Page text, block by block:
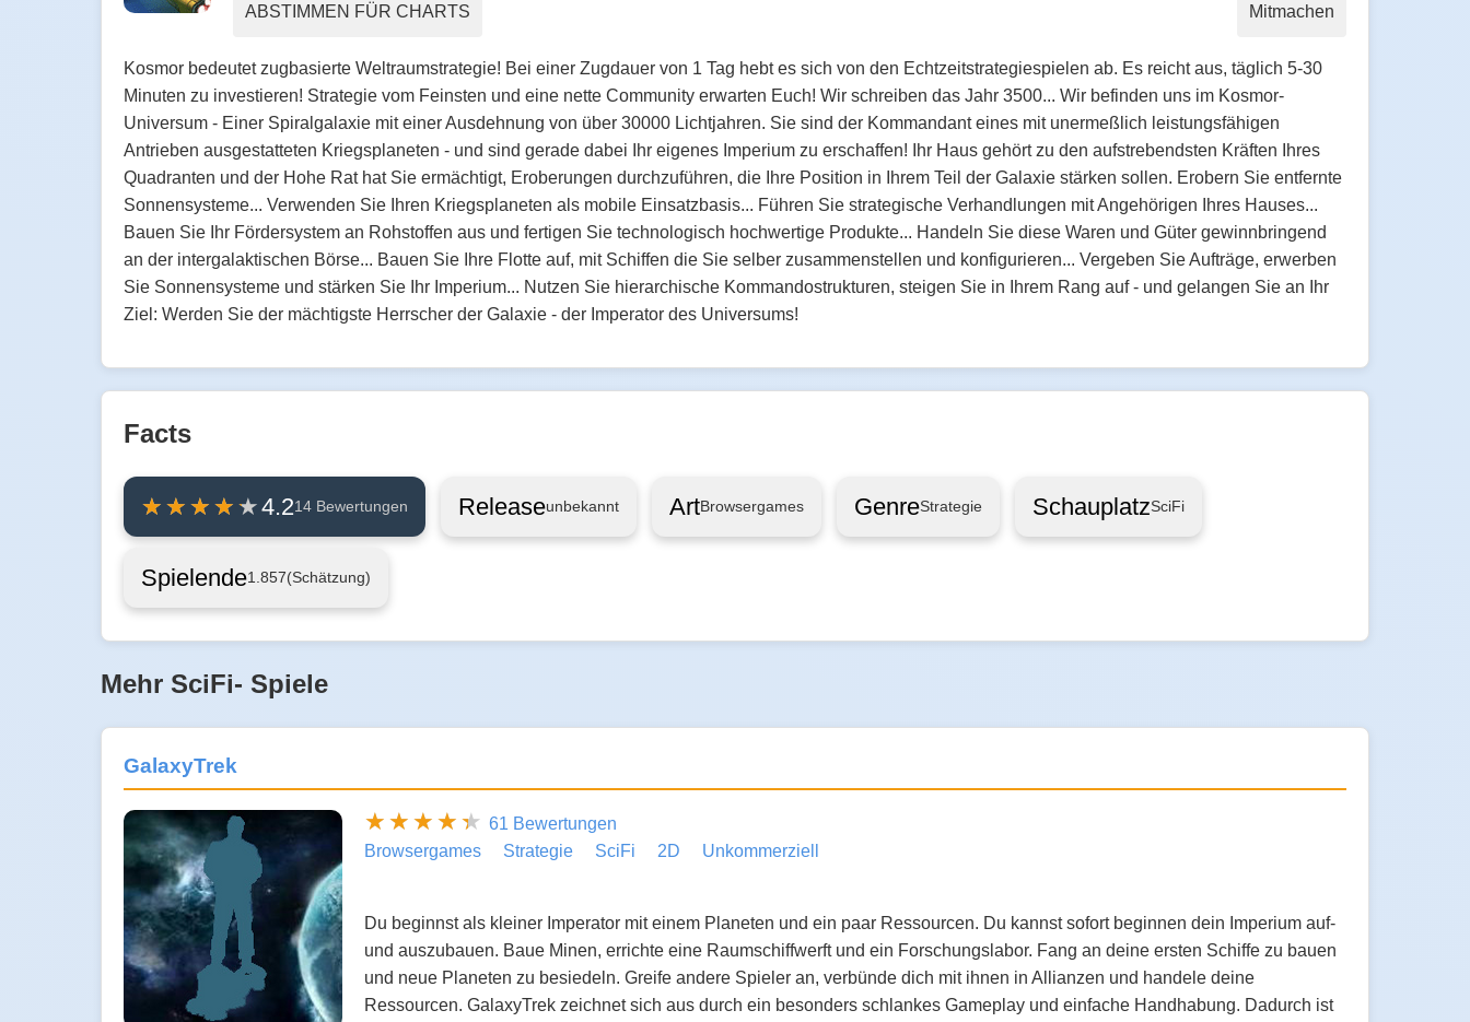
ABSTIMMEN FÜR CHARTS Mitmachen
Kosmor bedeutet zugbasierte Weltraumstrategie! Bei einer Zugdauer von 1 Tag hebt es sich von den Echtzeitstrategiespielen ab. Es reicht aus, täglich 5-30
Minuten zu investieren! Strategie vom Feinsten und eine nette Community erwarten Euch! Wir schreiben das Jahr 3500... Wir befinden uns im Kosmor-
Universum - Einer Spiralgalaxie mit einer Ausdehnung von über 30000 Lichtjahren. Sie sind der Kommandant eines mit unermeßlich leistungsfähigen
Antrieben ausgestatteten Kriegsplaneten - und sind gerade dabei Ihr eigenes Imperium zu erschaffen! Ihr Haus gehört zu den aufstrebendsten Kräften Ihres
Quadranten und der Hohe Rat hat Sie ermächtigt, Eroberungen durchzuführen, die Ihre Position in Ihrem Teil der Galaxie stärken sollen. Erobern Sie entfernte
Sonnensysteme... Verwenden Sie Ihren Kriegsplaneten als mobile Einsatzbasis... Führen Sie strategische Verhandlungen mit Angehörigen Ihres Hauses...
Bauen Sie Ihr Fördersystem an Rohstoffen aus und fertigen Sie technologisch hochwertige Produkte... Handeln Sie diese Waren und Güter gewinnbringend
an der intergalaktischen Börse... Bauen Sie Ihre Flotte auf, mit Schiffen die Sie selber zusammenstellen und konfigurieren... Vergeben Sie Aufträge, erwerben
Sie Sonnensysteme und stärken Sie Ihr Imperium... Nutzen Sie hierarchische Kommandostrukturen, steigen Sie in Ihrem Rang auf - und gelangen Sie an Ihr
Ziel: Werden Sie der mächtigste Herrscher der Galaxie - der Imperator des Universums!
Facts
4.214 Bewertungen Releaseunbekannt ArtBrowsergames GenreStrategie SchauplatzSciFi
Spielende1.857(Schätzung)
Mehr SciFi- Spiele
GalaxyTrek
61 Bewertungen
Browsergames
Strategie SciFi 2D Unkommerziell
Du beginnst als kleiner Imperator mit einem Planeten und ein paar Ressourcen. Du kannst sofort beginnen dein Imperium auf-
und auszubauen. Baue Minen, errichte eine Raumschiffwerft und ein Forschungslabor. Fang an deine ersten Schiffe zu bauen
und neue Planeten zu besiedeln. Greife andere Spieler an, verbünde dich mit ihnen in Allianzen und handele deine
Ressourcen. GalaxyTrek zeichnet sich aus durch ein besonders schlankes Gameplay und einfache Handhabung. Dadurch ist